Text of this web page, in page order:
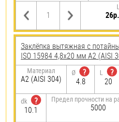
Заклёпка вытяжная с
ISO 15984 4,8х20 мм А2 (AISI
Материал
А2 (AISI 304)
Ø
?
4.8
L
?
20
dk
?
10.1
Предел прочности на
5000